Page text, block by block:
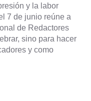
y la labor
7 de junio reúne a
de Redactores
sino para hacer
y como